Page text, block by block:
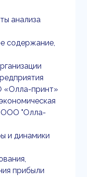
анализа
содержание,
«Олла-принт»
ООО "Олла-
и динамики
прибыли